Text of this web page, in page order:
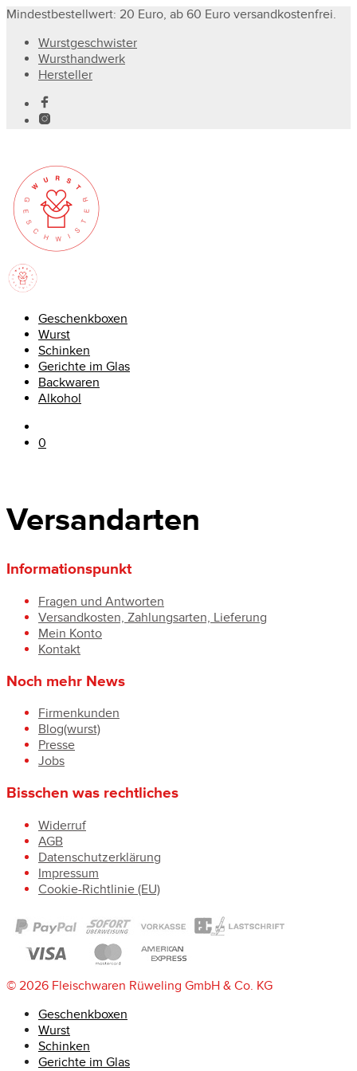
Mindestbestellwert: 20 Euro, ab 60 Euro versandkostenfrei.
Wurstgeschwister
Wursthandwerk
Hersteller
Geschenkboxen
Wurst
Schinken
Gerichte im Glas
Backwaren
Alkohol
0
Versandarten
Informationspunkt
Fragen und Antworten
Versandkosten, Zahlungsarten, Lieferung
Mein Konto
Kontakt
Noch mehr News
Firmenkunden
Blog(wurst)
Presse
Jobs
Bisschen was rechtliches
Widerruf
AGB
Datenschutzerklärung
Impressum
Cookie-Richtlinie (EU)
© 2026 Fleischwaren Rüweling GmbH & Co. KG
Geschenkboxen
Wurst
Schinken
Gerichte im Glas